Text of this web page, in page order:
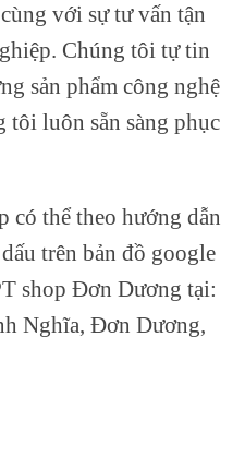
với sự tư vấn tận
Chúng tôi tự tin
sản phẩm công nghệ
tôi luôn sẵn sàng phục
có thể theo hướng dẫn
trên bản đồ google
shop Đơn Dương tại:
Nghĩa, Đơn Dương,